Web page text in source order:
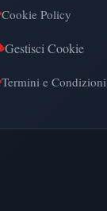
Cookie Policy
Gestisci Cookie
Termini e Condizioni